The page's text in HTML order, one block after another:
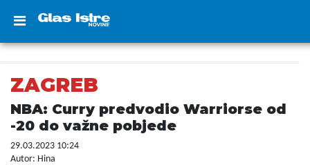
ZAGREB
NBA: Curry predvodio Warriorse od
-20 do važne pobjede
29.03.2023 10:24
Autor: Hina